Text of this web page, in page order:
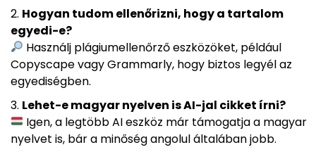
Hogyan tudom ellenőrizni, hogy a tartalom
egyedi-e?
Használj plágiumellenőrző eszközöket, például
Copyscape vagy Grammarly, hogy biztos legyél az
egyediségben.
Lehet-e magyar nyelven is AI-jal cikket írni?
Igen, a legtöbb AI eszköz már támogatja a magyar
nyelvet is, bár a minőség angolul általában jobb.